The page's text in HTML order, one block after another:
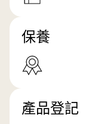
保養
產品登記